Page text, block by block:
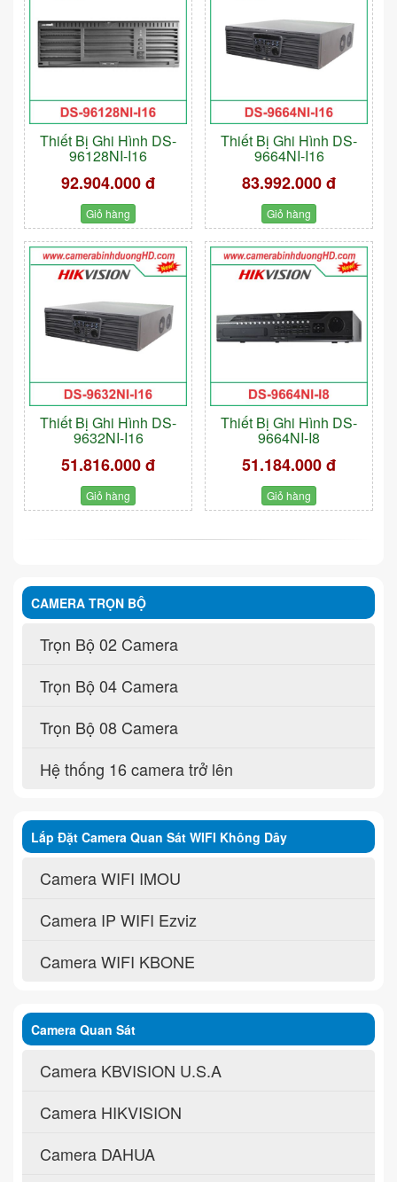
Thiết Bị Ghi Hình DS-
96128NI-I16
92.904.000 đ
Giỏ hàng
Thiết Bị Ghi Hình DS-
9664NI-I16
83.992.000 đ
Giỏ hàng
Thiết Bị Ghi Hình DS-
9632NI-I16
51.816.000 đ
Giỏ hàng
Thiết Bị Ghi Hình DS-
9664NI-I8
51.184.000 đ
Giỏ hàng
CAMERA TRỌN BỘ
Trọn Bộ 02 Camera
Trọn Bộ 04 Camera
Trọn Bộ 08 Camera
Hệ thống 16 camera trở lên
Lắp Đặt Camera Quan Sát WIFI Không Dây
Camera WIFI IMOU
Camera IP WIFI Ezviz
Camera WIFI KBONE
Camera Quan Sát
Camera KBVISION U.S.A
Camera HIKVISION
Camera DAHUA